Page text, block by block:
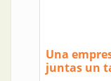
Una
juntas un